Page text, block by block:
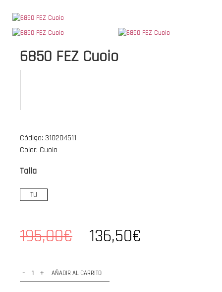
6850 FEZ Cuoio
Código: 310204511
Color: Cuoio
Talla
TU
195,00€ 136,50€
- + AÑADIR AL CARRITO